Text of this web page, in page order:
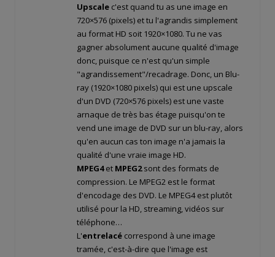
Upscale c'est quand tu as une image en
720×576 (pixels) et tu l'agrandis simplement
au format HD soit 1920×1080. Tu ne vas
gagner absolument aucune qualité d'image
donc, puisque ce n'est qu'un simple
"agrandissement"/recadrage. Donc, un Blu-
ray (1920×1080 pixels) qui est une upscale
d'un DVD (720×576 pixels) est une vaste
arnaque de très bas étage puisqu'on te
vend une image de DVD sur un blu-ray, alors
qu'en aucun cas ton image n'a jamais la
qualité d'une vraie image HD.
MPEG4et MPEG2sont des formats de
compression. Le MPEG2 est le format
d'encodage des DVD. Le MPEG4 est plutôt
utilisé pour la HD, streaming, vidéos sur
téléphone…
L'entrelacé correspond à une image
tramée, c'est-à-dire que l'image est